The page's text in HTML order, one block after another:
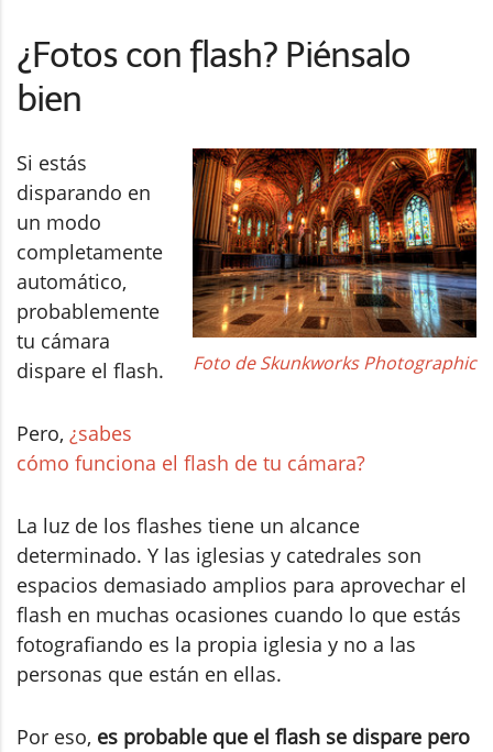
¿Fotos con flash? Piénsalo
bien
Foto de Skunkworks Photographic
Si estás
disparando en
un modo
completamente
automático,
probablemente
tu cámara
dispare el flash.
Pero, ¿sabes
cómo funciona el flash de tu cámara?
La luz de los flashes tiene un alcance
determinado. Y las iglesias y catedrales son
espacios demasiado amplios para aprovechar el
flash en muchas ocasiones cuando lo que estás
fotografiando es la propia iglesia y no a las
personas que están en ellas.
Por eso, es probable que el flash se dispare pero